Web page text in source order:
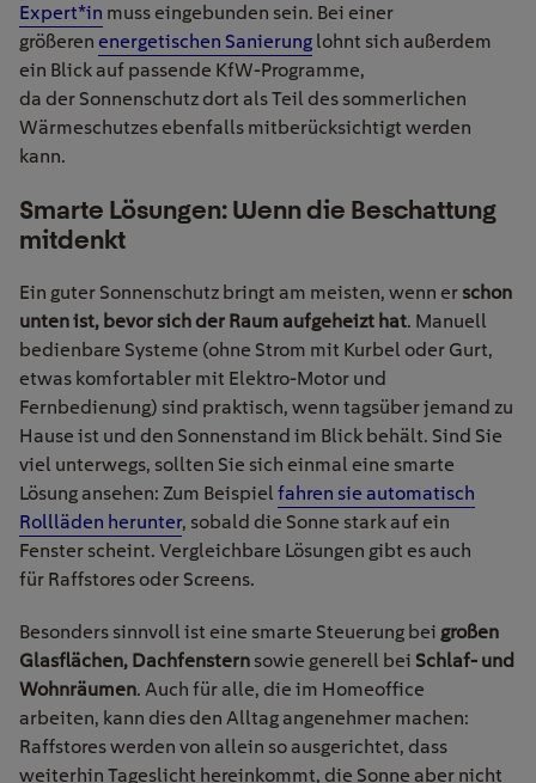
Expert*in muss eingebunden sein. Bei einer
größeren energetischen Sanierung lohnt sich außerdem
ein Blick auf passende KfW-Programme,
da der Sonnenschutz dort als Teil des sommerlichen
Wärmeschutzes ebenfalls mitberücksichtigt werden
kann.
Smarte Lösungen: Wenn die Beschattung
mitdenkt
Ein guter Sonnenschutz bringt am meisten, wenn er schon
unten ist, bevor sich der Raum aufgeheizt hat. Manuell
bedienbare Systeme (ohne Strom mit Kurbel oder Gurt,
etwas komfortabler mit Elektro-Motor und
Fernbedienung) sind praktisch, wenn tagsüber jemand zu
Hause ist und den Sonnenstand im Blick behält. Sind Sie
viel unterwegs, sollten Sie sich einmal eine smarte
Lösung ansehen: Zum Beispiel fahren sie automatisch
Rollläden herunter, sobald die Sonne stark auf ein
Fenster scheint. Vergleichbare Lösungen gibt es auch
für Raffstores oder Screens.
Besonders sinnvoll ist eine smarte Steuerung bei großen
Glasflächen, Dachfenstern sowie generell bei Schlaf- und
Wohnräumen. Auch für alle, die im Homeoffice
arbeiten, kann dies den Alltag angenehmer machen:
Raffstores werden von allein so ausgerichtet, dass
weiterhin Tageslicht hereinkommt, die Sonne aber nicht